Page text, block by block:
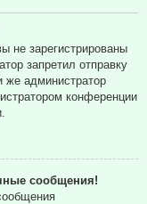
не зарегистрированы
запретил отправку
же администратор
конференции
сообщения!